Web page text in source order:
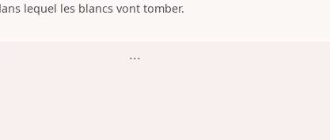
lequel les blancs vont tomber.
...